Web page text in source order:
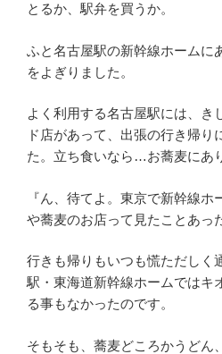
とるか、駅弁を買うか。
ふと名古屋駅の新幹線ホームに
をよぎりました。
よく利用する名古屋駅には、き
ド店があって、出張の行き帰り
た。立ち食いなら…お蕎麦にあ
『ん、待てよ。東京で新幹線
や蕎麦のお店って見たことあっ
行きも帰りもいつも慌ただしく
駅・東海道新幹線ホームではキ
る事もなかったのです。
そもそも、蕎麦どころかうどん